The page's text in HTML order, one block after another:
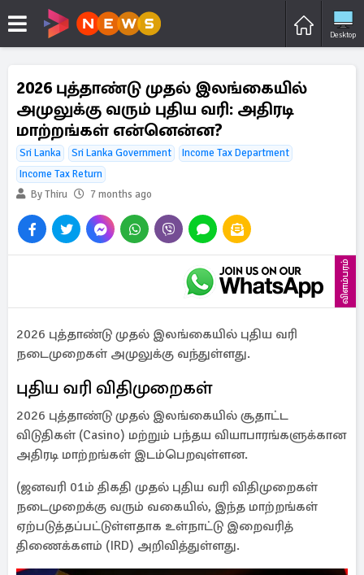
Desktop
2026 புத்தாண்டு முதல் இலங்கையில்
அமுலுக்கு வரும் புதிய வரி: அதிரடி
மாற்றங்கள் என்னென்ன?
Sri Lanka Sri Lanka Government
Income Tax Department
Income Tax Return
By Thiru
7 months ago
விளம்பரம்
2026 புத்தாண்டு முதல் இலங்கையில் புதிய வரி
நடைமுறைகள் அமுலுக்கு வந்துள்ளது.
புதிய வரி விதிமுறைகள்
2026 புத்தாண்டு முதல் இலங்கையில் சூதாட்ட
விடுதிகள் (Casino) மற்றும் பந்தய வியாபாரங்களுக்கான
அதிரடி மாற்றங்கள் இடம்பெறவுள்ளன.
(ஜனவரி 01ம் திகதி முதல் புதிய வரி விதிமுறைகள்
நடைமுறைக்கு வரும் வகையில், இந்த மாற்றங்கள்
ஏற்படுத்தப்பட்டுள்ளதாக உள்நாட்டு இறைவரித்
திணைக்களம் (IRD) அறிவித்துள்ளது.